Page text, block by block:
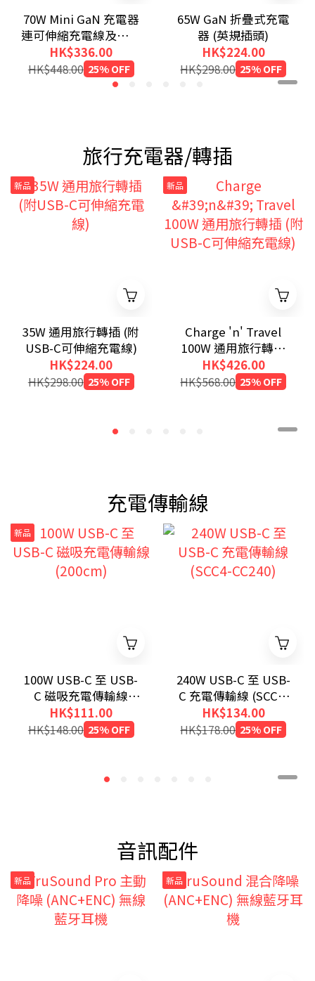
70W Mini GaN 充電器
連可伸縮充電線及顯示
屏
HK$336.00
HK$448.00 25% OFF
65W GaN 折疊式充電
器 (英規插頭)
HK$224.00
HK$298.00 25% OFF
旅行充電器/轉插
新品
35W 通用旅行轉插 (附
USB-C可伸縮充電線)
HK$224.00
HK$298.00 25% OFF
新品
Charge 'n' Travel
100W 通用旅行轉插
(附USB-C可伸縮充電
線)
HK$426.00
HK$568.00 25% OFF
充電傳輸線
新品
100W USB-C 至 USB-
C 磁吸充電傳輸線
(200cm)
HK$111.00
HK$148.00 25% OFF
240W USB-C 至 USB-
C 充電傳輸線 (SCC4-
CC240)
HK$134.00
HK$178.00 25% OFF
音訊配件
新品 新品